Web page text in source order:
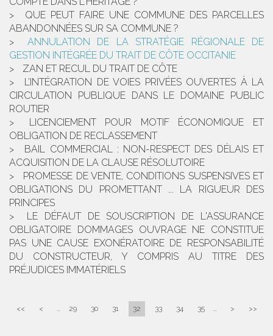
QUE PEUT FAIRE UNE COMMUNE DES PARCELLES
ABANDONNÉES SUR SA COMMUNE ?
ANNULATION DE LA STRATÉGIE RÉGIONALE DE
GESTION INTÉGRÉE DU TRAIT DE CÔTE OCCITANIE
ZAN ET RECUL DU TRAIT DE CÔTE
L’INTÉGRATION DE VOIES PRIVÉES OUVERTES À LA
CIRCULATION PUBLIQUE DANS LE DOMAINE PUBLIC
ROUTIER
LICENCIEMENT POUR MOTIF ÉCONOMIQUE ET
OBLIGATION DE RECLASSEMENT
BAIL COMMERCIAL : NON-RESPECT DES DÉLAIS ET
ACQUISITION DE LA CLAUSE RÉSOLUTOIRE
PROMESSE DE VENTE, CONDITIONS SUSPENSIVES ET
OBLIGATIONS DU PROMETTANT ... LA RIGUEUR DES
PRINCIPES
LE DÉFAUT DE SOUSCRIPTION DE L'ASSURANCE
OBLIGATOIRE DOMMAGES OUVRAGE NE CONSTITUE
PAS UNE CAUSE EXONÉRATOIRE DE RESPONSABILITÉ
DU CONSTRUCTEUR, Y COMPRIS AU TITRE DES
PRÉJUDICES IMMATÉRIELS
<< < ... 29 30 31 32 33 34 35 ... > >>